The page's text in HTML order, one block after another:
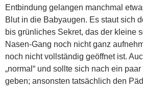
Entbindung gelangen manchmal
Blut in die Babyaugen. Es staut sich
bis grünliches Sekret, das der kleine
Nasen-Gang noch nicht ganz
noch nicht vollständig geöffnet ist.
„normal“ und sollte sich nach ein
geben; ansonsten tatsächlich den